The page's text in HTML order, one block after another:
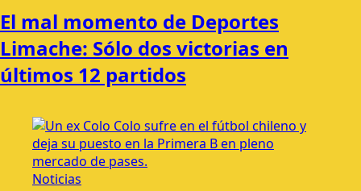
El mal momento de Deportes
Limache: Sólo dos victorias en
últimos 12 partidos
Noticias